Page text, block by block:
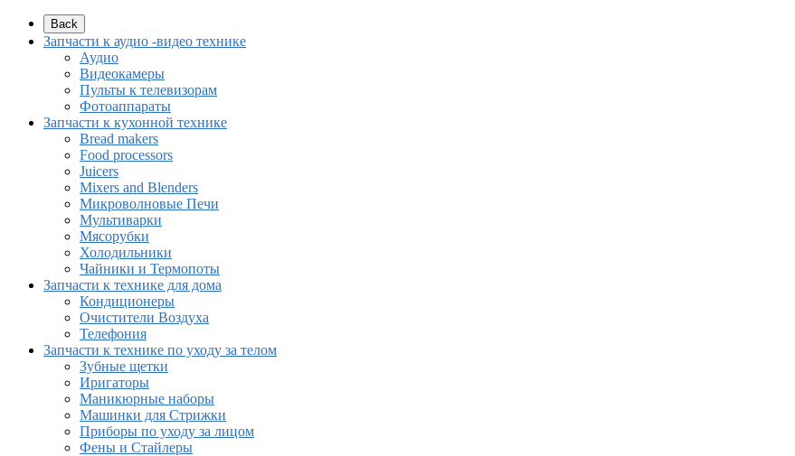
Back
Запчасти к аудио -видео технике
Аудио
Видеокамеры
Пульты к телевизорам
Фотоаппараты
Запчасти к кухонной технике
Bread makers
Food processors
Juicers
Mixers and Blenders
Микроволновые Печи
Мультиварки
Мясорубки
Холодильники
Чайники и Термопоты
Запчасти к технике для дома
Кондиционеры
Очистители Воздуха
Телефония
Запчасти к технике по уходу за телом
Зубные щетки
Иригаторы
Маникюрные наборы
Машинки для Стрижки
Приборы по уходу за лицом
Фены и Стайлеры